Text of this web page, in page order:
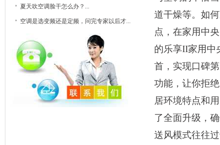
夏天吹空调脸干怎么办？...
空调是选变频还是定频，问完专家以后才...
道干燥等。如
点，在家用中
的乐享II家用中
首，实现口碑
功能，让你拒
居环境特点和
了全面升级，
送风模式往往